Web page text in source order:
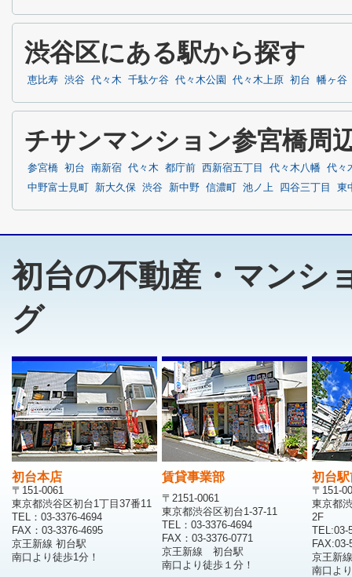
渋谷区にある駅から探す
恵比寿 渋谷 代々木 千駄ケ谷 代々木公園 代々木上原 初台 幡ヶ谷
チサンマンション参宮橋周
参宮橋 初台 南新宿 代々木 都庁前 西新宿五丁目 代々木八幡
代々
中野富士見町
新大久保 渋谷 新中野 信濃町 池ノ上 四谷三丁目 東
初台の不動産・マンシ
グ
初台本店
〒151-0061
東京都渋谷区初台1丁目37番11
TEL：03-3376-4694
FAX：03-3376-4695
京王新線 初台駅
南口より徒歩1分！
賃貸事業部
〒2151-0061
東京都渋谷区初台1-37-11
TEL：03-3376-4694
FAX：03-3376-0771
京王新線 初台駅
南口より徒歩１分！
初台
〒151-
東京都
2F
TEL:03-
FAX:03-
京王新
南口よ